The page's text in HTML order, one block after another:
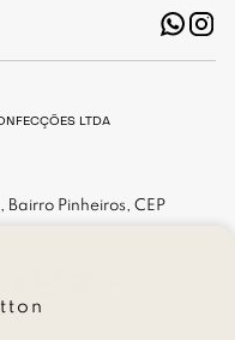
LTDA
Bairro Pinheiros, CEP